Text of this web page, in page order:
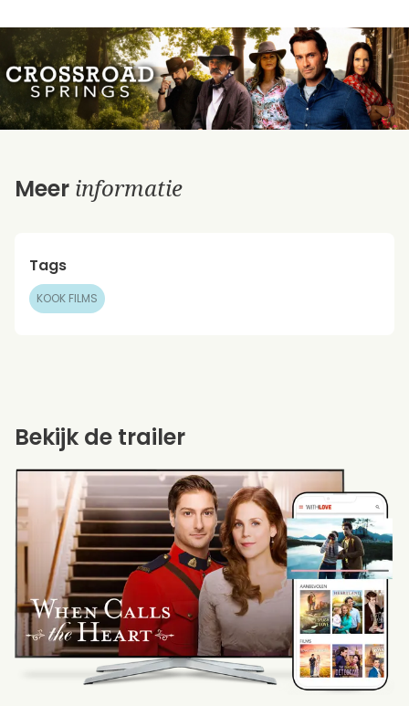
Meer informatie
Tags
KOOK FILMS
Bekijk de trailer